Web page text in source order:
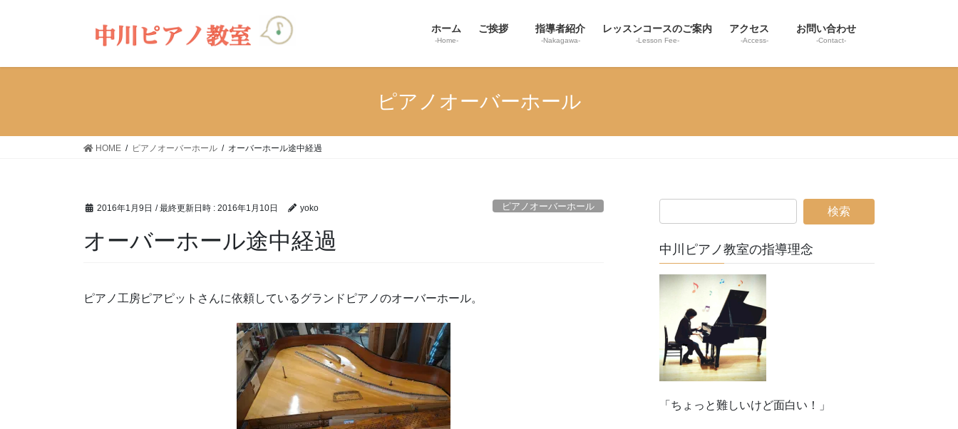
ホーム
-Home-
ご挨拶 指導者紹介
-Nakagawa-
レッスンコースのご案内
-Lesson Fee-
アクセス
-Access-
お問い合わせ
-Contact-
ピアノオーバーホール
HOME ピアノオーバーホール オーバーホール途中経過
2016年1月9日 / 最終更新日時 : 2016年1月10日 yoko ピアノオーバーホール
オーバーホール途中経過
ピアノ工房ピアピットさんに依頼しているグランドピアノのオーバーホール。
中川ピアノ教室の指導理念
「ちょっと難しいけど面白い！」